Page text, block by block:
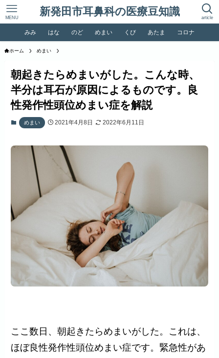
新発田市耳鼻科の医療豆知識 article
MENU
みみ はな のど めまい くび あたま コロナ
ホーム めまい
朝起きたらめまいがした。こんな時、
半分は耳石が原因によるものです。良
性発作性頭位めまい症を解説
めまい 2021年4月8日 2022年6月11日
ここ数日、朝起きたらめまいがした。これは、
ほぼ良性発作性頭位めまい症です。緊急性があ